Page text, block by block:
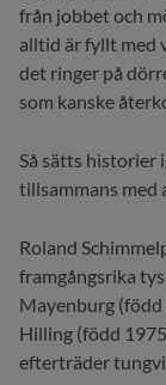
från jobbet och
alltid är fyllt med
det ringer på
som kanske
Så sätts historier
tillsammans med
Roland
framgångsrika
Mayenburg (född
Hilling (född
efterträder